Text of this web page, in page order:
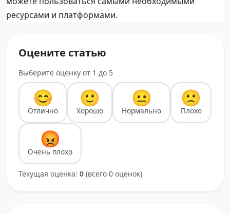
ресурсами и платформами.
Оцените статью
Выберите оценку от 1 до 5
😊
Отлично
🙂
Хорошо
😐
Нормально
🙁
Плохо
😡
Очень плохо
Текущая оценка: 0 (всего 0 оценок)